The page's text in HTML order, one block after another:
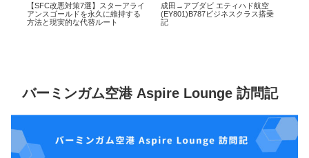
ワンワールド スターアライアンス
比較 上級会員・直営ラウンジを徹
底解説
【SFC乗換？】エールフランス・
KLM(Flying Blue)ゴールド取得・維
持方法
バーミンガム空港 Aspire Lounge 訪問記